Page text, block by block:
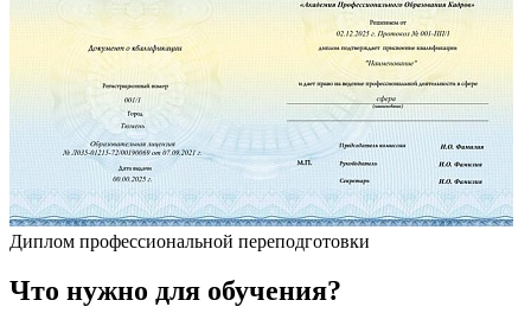
Диплом профессиональной переподготовки
Что нужно для обучения?